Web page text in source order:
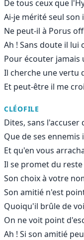
De tous ceux que
Ai-je mérité seul son
Ne peut-il à Porus
Ah ! Sans doute il
Pour écouter jamais
Il cherche une vertu
Et peut-être il me
CLÉOFILE
Dites, sans l'accuser
Que de ses
Et qu'en vous
Il se promet du
Son choix à votre
Son amitié n'est
Quoiqu'il brûle de
On ne voit point
Ah ! Si son amitié